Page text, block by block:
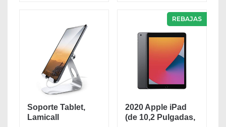
Soporte Tablet,
Lamicall
REBAJAS
2020 Apple iPad
(de 10,2 Pulgadas,